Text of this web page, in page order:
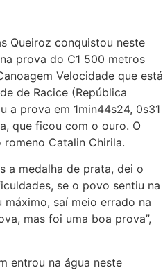
Queiroz conquistou neste
prova do C1 500 metros
Velocidade que está
de Racice (República
a prova em 1min44s24, 0s31
que ficou com o ouro. O
Catalin Chirila.
a medalha de prata, dei o
se o povo sentiu na
máximo, saí meio errado na
mas foi uma boa prova”,
entrou na água neste